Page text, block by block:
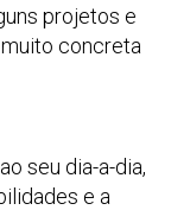
projetos e
concreta
seu dia-a-dia,
e a